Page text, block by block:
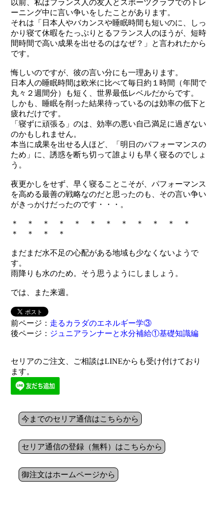
以前、私はフランス人の友人とスポーツクラブでのトレ
ーニング中に言い争いをしたことがあります。
それは「日本人やバカンスや睡眠時間も短いのに、しっ
かり寝て休暇をたっぷりとるフランス人のほうが、短時
間時間で高い成果を出せるのはなぜ？」と言われたから
です。
悔しいのですが、彼の言い分にも一理あります。
日本人の睡眠時間は欧米に比べて毎日約１時間（年間で
丸々２週間分）も短く、世界最低レベルだからです。
しかも、睡眠を削った結果待っているのは効率の低下と
疲れだけです。
「寝ずに頑張る」のは、効率の悪い自己満足に過ぎない
のかもしれません。
本当に成果を出せる人ほど、「明日のパフォーマンスの
ため」に、誘惑を断ち切って誰よりも早く寝るのでしょ
う。
夜更かしをせず、早く寝ることこそが、パフォーマンス
を高める最善の戦略なのだと思ったのも、その言い争い
がきっかけだったのです・・・。
＊ ＊ ＊ ＊ ＊ ＊ ＊ ＊ ＊ ＊ ＊ ＊
＊ ＊ ＊ ＊
まだまだ水不足の心配がある地域も少なくないようで
す。
雨降りも水のため。そう思うようにしましょう。
では、また来週。
前ページ： 走るカラダのエネルギー学③
後ページ： ジュニアランナーと水分補給①基礎知識編
セリアのご注文、ご相談はLINEからも受け付けており
ます。
今までのセリア通信はこちらから
セリア通信の登録（無料）はこちらから
御注文はホームページから